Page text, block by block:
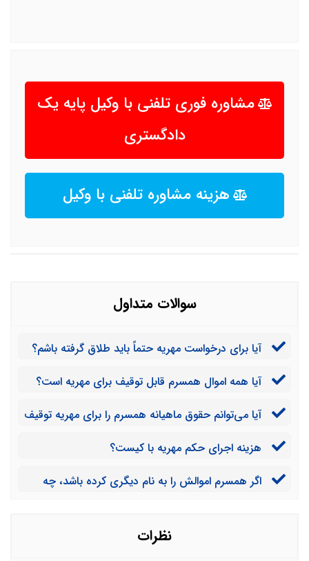
مشاوره فوری تلفنی با وکیل پایه یک
دادگستری
هزینه مشاوره تلفنی با وکیل
سوالات متداول
آیا برای درخواست مهریه حتماً باید طلاق گرفته باشم؟
آیا همه اموال همسرم قابل توقیف برای مهریه است؟
آیا می‌توانم حقوق ماهیانه همسرم را برای مهریه توقیف
اگر همسرم اموالش را به نام دیگری کرده باشد، چه
نظرات